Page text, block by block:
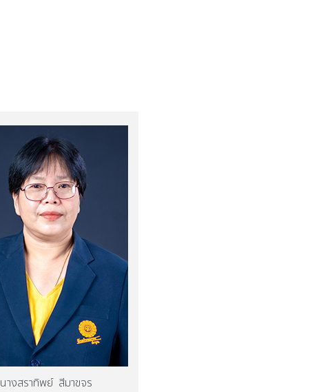
นางสราทิพย์ สีมาขจร